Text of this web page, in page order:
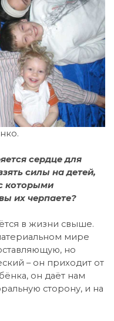
сердце для
силы на детей,
которыми
их черпаете?
в жизни свыше.
мире
но
– он приходит от
он даёт нам
сторону, и на